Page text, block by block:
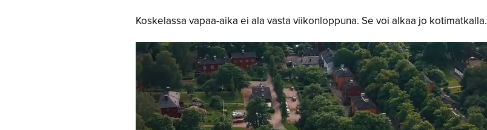
Koskelassa vapaa-aika ei ala vasta viikonloppuna. Se voi alkaa jo kotimatkalla.